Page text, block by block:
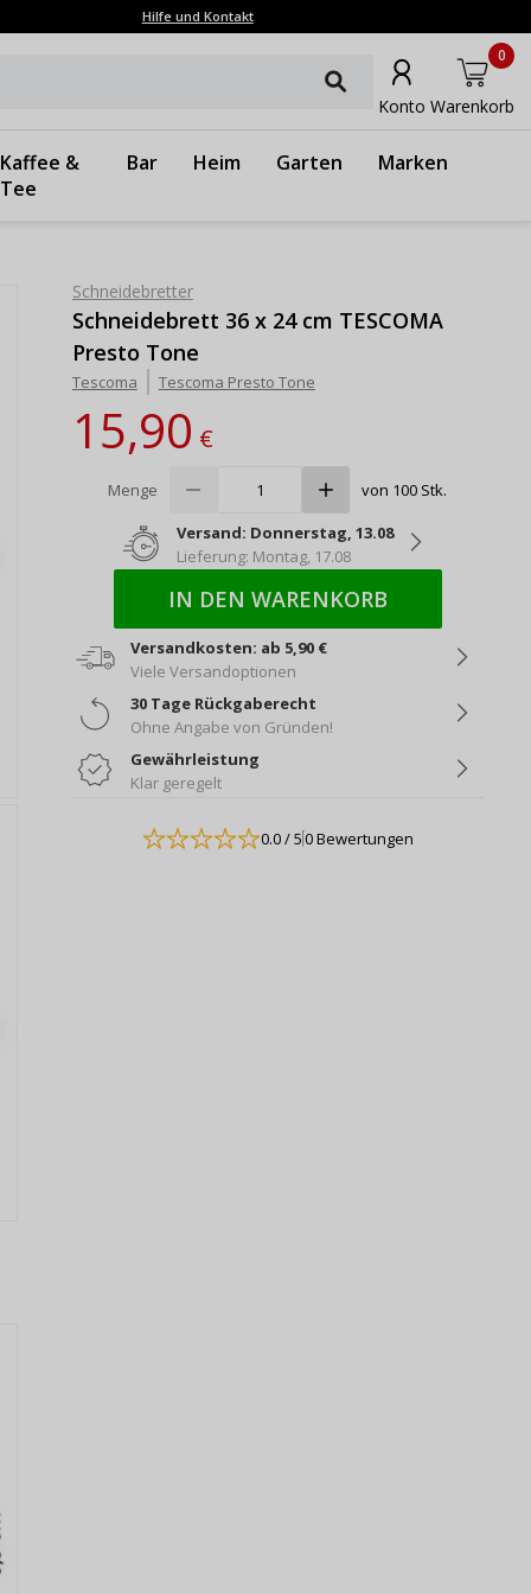
Hilfe und Kontakt
Konto Warenkorb
0
Kaffee &
Tee
Bar Heim Garten Marken
Schneidebretter
Schneidebrett 36 x 24 cm TESCOMA
Presto Tone
Tescoma Tescoma Presto Tone
15,90€
Menge von 100 Stk.
Versand: Donnerstag, 13.08
Lieferung: Montag, 17.08
IN DEN WARENKORB
Versandkosten: ab 5,90 €
Viele Versandoptionen
30 Tage Rückgaberecht
Ohne Angabe von Gründen!
Gewährleistung
Klar geregelt
0.0/ 50 Bewertungen